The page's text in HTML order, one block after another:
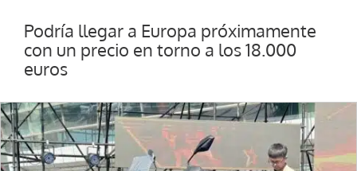
Podría llegar a Europa próximamente
con un precio en torno a los 18.000
euros